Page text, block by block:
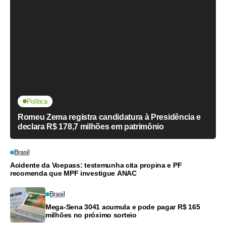
Política
Romeu Zema registra candidatura à Presidência e
declara R$ 178,7 milhões em patrimônio
Brasil
Acidente da Voepass: testemunha cita propina e PF
recomenda que MPF investigue ANAC
Brasil
Mega-Sena 3041 acumula e pode pagar R$ 165
milhões no próximo sorteio